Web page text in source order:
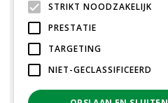
STRIKT NOODZAKELIJK
PRESTATIE
TARGETING
NIET-GECLASSIFICEERD